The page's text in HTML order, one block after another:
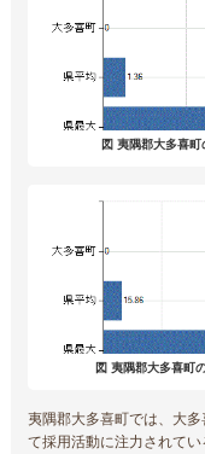
図 夷隅郡大多喜
図 夷隅郡大多喜町
夷隅郡大多喜町では、大
て採用活動に注力されてい